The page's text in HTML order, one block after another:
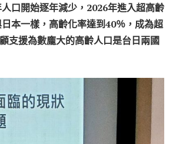
口開始逐年減少，2026年進入超高齡
本一樣，高齡化率達到40％，成為超
支援為數龐大的高齡人口是台日兩國